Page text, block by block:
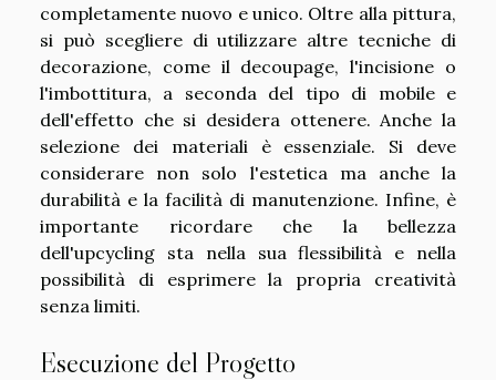
completamente nuovo e unico. Oltre alla pittura,
si può scegliere di utilizzare altre tecniche di
decorazione, come il decoupage, l'incisione o
l'imbottitura, a seconda del tipo di mobile e
dell'effetto che si desidera ottenere. Anche la
selezione dei materiali è essenziale. Si deve
considerare non solo l'estetica ma anche la
durabilità e la facilità di manutenzione. Infine, è
importante ricordare che la bellezza
dell'upcycling sta nella sua flessibilità e nella
possibilità di esprimere la propria creatività
senza limiti.
Esecuzione del Progetto